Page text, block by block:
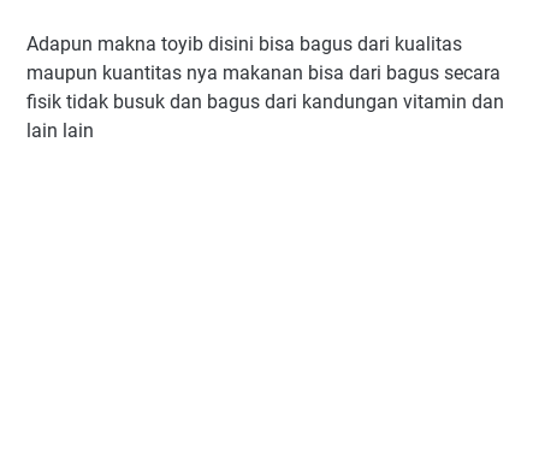
Adapun makna toyib disini bisa bagus dari kualitas
maupun kuantitas nya makanan bisa dari bagus secara
fisik tidak busuk dan bagus dari kandungan vitamin dan
lain lain